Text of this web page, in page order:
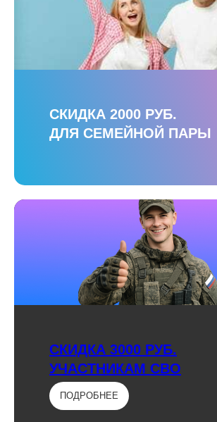
СКИДКА 2000 РУБ.
ДЛЯ СЕМЕЙНОЙ ПАРЫ
СКИДКА 3000 РУБ.
УЧАСТНИКАМ СВО
ПОДРОБНЕЕ